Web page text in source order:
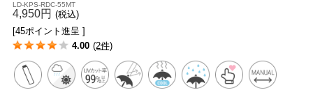
LD-KPS-RDC-55MT
4,950円 (税込)
[45ポイント進呈 ]
4.00 (2件)